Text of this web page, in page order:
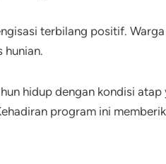
terbilang positif.
hunian.
hidup dengan kondisi
program ini